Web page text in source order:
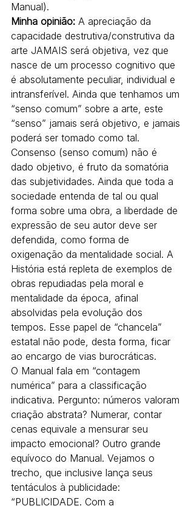
Manual).
Minha opinião: A apreciação da
capacidade destrutiva/construtiva da
arte JAMAIS será objetiva, vez que
nasce de um processo cognitivo que
é absolutamente peculiar, individual e
intransferível. Ainda que tenhamos um
“senso comum” sobre a arte, este
“senso” jamais será objetivo, e jamais
poderá ser tomado como tal.
Consenso (senso comum) não é
dado objetivo, é fruto da somatória
das subjetividades. Ainda que toda a
sociedade entenda de tal ou qual
forma sobre uma obra, a liberdade de
expressão de seu autor deve ser
defendida, como forma de
oxigenação da mentalidade social. A
História está repleta de exemplos de
obras repudiadas pela moral e
mentalidade da época, afinal
absolvidas pela evolução dos
tempos. Esse papel de “chancela”
estatal não pode, desta forma, ficar
ao encargo de vias burocráticas.
O Manual fala em “contagem
numérica” para a classificação
indicativa. Pergunto: números valoram
criação abstrata? Numerar, contar
cenas equivale a mensurar seu
impacto emocional? Outro grande
equívoco do Manual. Vejamos o
trecho, que inclusive lança seus
tentáculos à publicidade:
“PUBLICIDADE. Com a